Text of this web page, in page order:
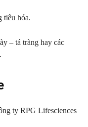
tiêu hóa.
– tá tràng hay các
ty RPG Lifesciences